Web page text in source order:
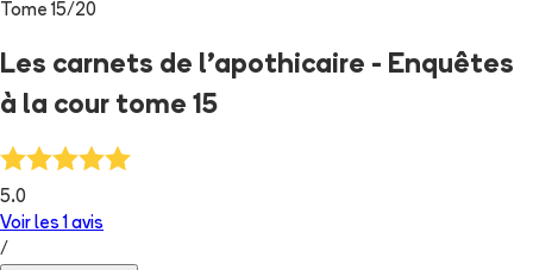
Tome15/20
Les carnets de l'apothicaire - Enquêtes
à la cour tome 15
5.0
Voir les 1 avis
/